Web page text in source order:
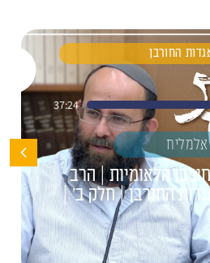
החורבן
37:24
הלאומיות | הרב
החורבן | חלק ב' |